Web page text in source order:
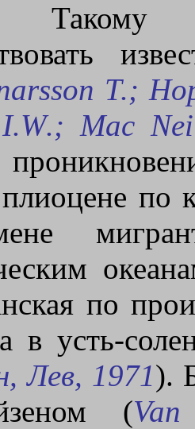
Такому
Т.;
I.W.; Mac
по
по
в усть-
Лев, 1971).
(Van